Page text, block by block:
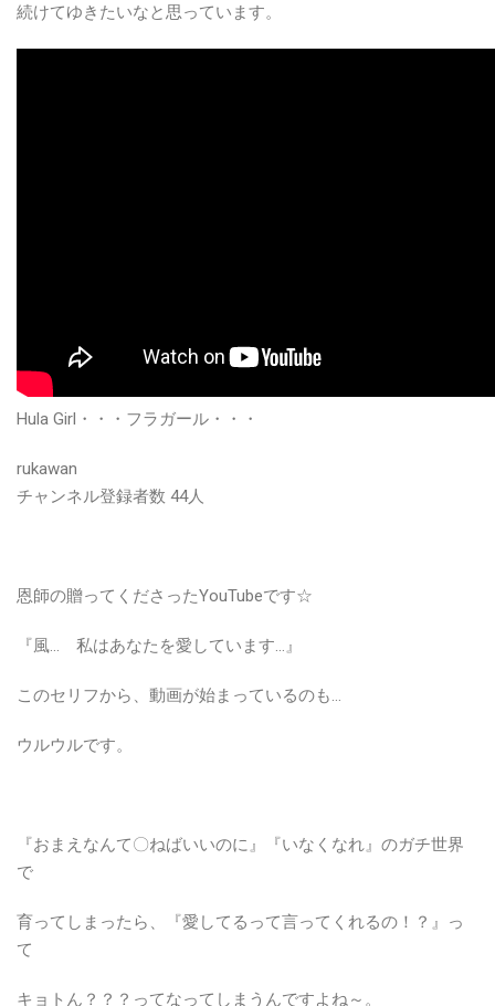
続けてゆきたいなと思っています。
Hula Girl・・・フラガール・・・
rukawan
チャンネル登録者数 44人
恩師の贈ってくださったYouTubeです☆
『風… 私はあなたを愛しています…』
このセリフから、動画が始まっているのも…
ウルウルです。
『おまえなんて〇ねばいいのに』『いなくなれ』のガチ世界
で
育ってしまったら、『愛してるって言ってくれるの！？』っ
て
キョトん？？？ってなってしまうんですよね～。